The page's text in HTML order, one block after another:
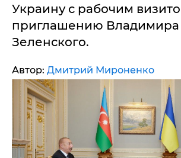
Украину с рабочим
приглашению Владимира
Зеленского.
Автор: Дмитрий Мироненко